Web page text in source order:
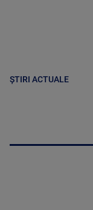
ȘTIRI ACTUALE